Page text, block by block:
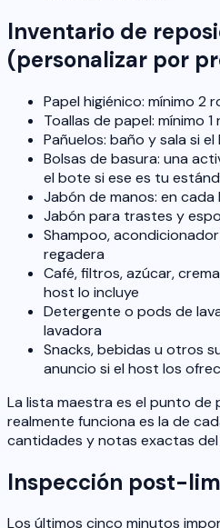
Inventario de
(personalizar por
Papel higiénico: mínimo 2
Toallas de papel: mínimo
Pañuelos: baño y sala si
Bolsas de basura: una
el bote si ese es tu
Jabón de manos: en cada
Jabón para trastes y
Shampoo,
regadera
Café, filtros, azúcar,
host lo incluye
Detergente o pods de
lavadora
Snacks, bebidas u otros
anuncio si el host los
La lista maestra es el punto de
realmente funciona es la de
cantidades y notas exactas
Inspección post-
Los últimos cinco minutos